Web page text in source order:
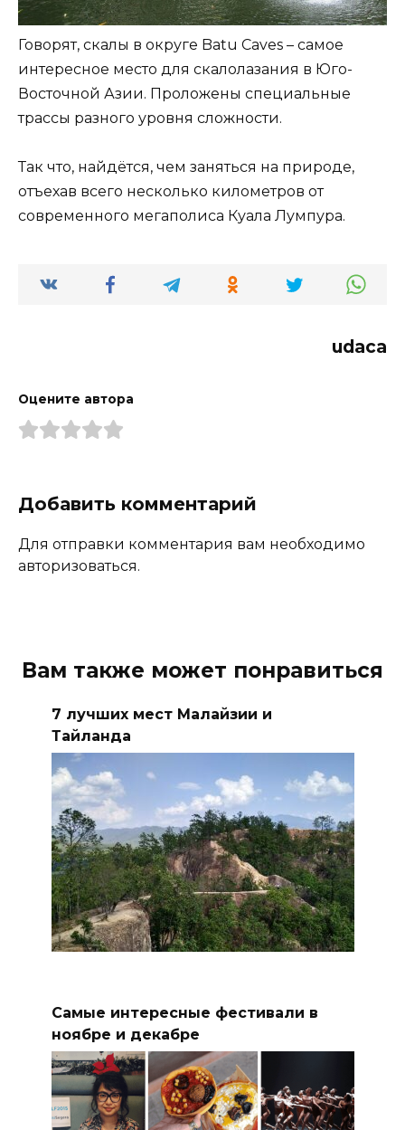
Говорят, скалы в округе Batu Caves – самое
интересное место для скалолазания в Юго-
Восточной Азии. Проложены специальные
трассы разного уровня сложности.
Так что, найдётся, чем заняться на природе,
отъехав всего несколько километров от
современного мегаполиса Куала Лумпура.
udaca
Оцените автора
Добавить комментарий
Для отправки комментария вам необходимо
авторизоваться.
Вам также может понравиться
7 лучших мест Малайзии и
Тайланда
Самые интересные фестивали в
ноябре и декабре